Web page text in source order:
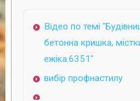
Відео по темі
бетонна кришка,
ежіка.6351"
вибір профнастилу